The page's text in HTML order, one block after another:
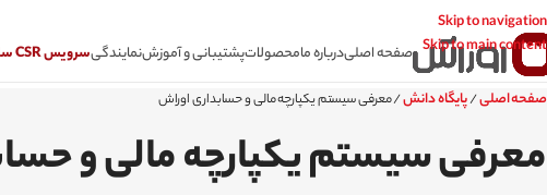
Skip to navigation
Skip to main content صفحه اصلیدرباره مامحصولاتپشتیبانی و آموزشنمایندگیسرویس CSR سامانه مودیان
صفحه اصلی/پایگاه دانش/معرفی سیستم یکپارچه مالی و حسابداری اوراش
معرفی سیستم یکپارچه مالی و